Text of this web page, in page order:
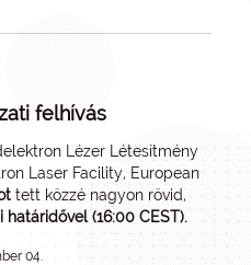
felhívás
Lézer Létesítmény
Laser Facility, European
tett közzé nagyon rövid,
(16:00 CEST).
04.